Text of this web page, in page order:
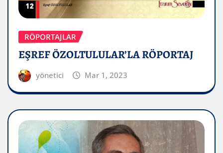
RÖPORTAJLAR
EŞREF ÖZOLTULULAR’LA RÖPORTAJ
yönetici Mar 1, 2023